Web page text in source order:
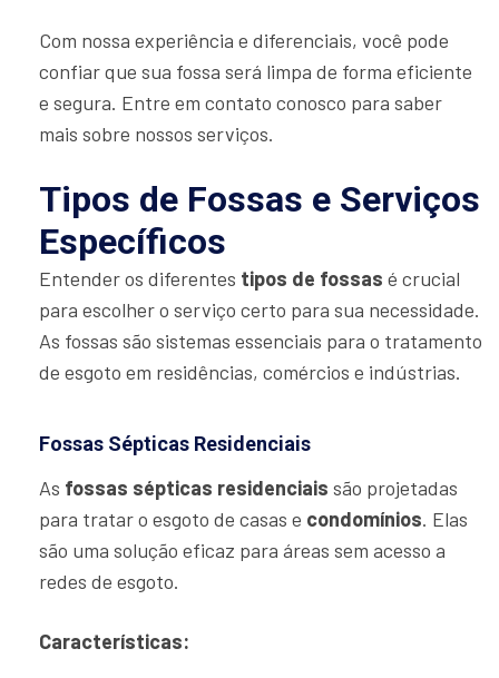
Com nossa experiência e diferenciais, você pode
confiar que sua fossa será limpa de forma eficiente
e segura. Entre em contato conosco para saber
mais sobre nossos serviços.
Tipos de Fossas e Serviços
Específicos
Entender os diferentes tipos de fossas é crucial
para escolher o serviço certo para sua necessidade.
As fossas são sistemas essenciais para o tratamento
de esgoto em residências, comércios e indústrias.
Fossas Sépticas Residenciais
As fossas sépticas residenciais são projetadas
para tratar o esgoto de casas e condomínios. Elas
são uma solução eficaz para áreas sem acesso a
redes de esgoto.
Características: